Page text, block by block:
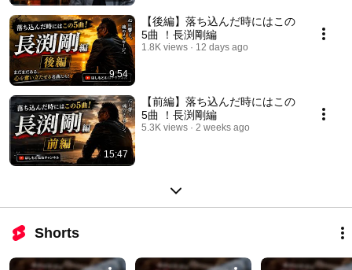
9:54
【後編】落ち込んだ時にはこの
5曲 ！長渕剛編
1.8K views 12 days ago
15:47
【前編】落ち込んだ時にはこの
5曲 ！長渕剛編
5.3K views 2 weeks ago
Shorts